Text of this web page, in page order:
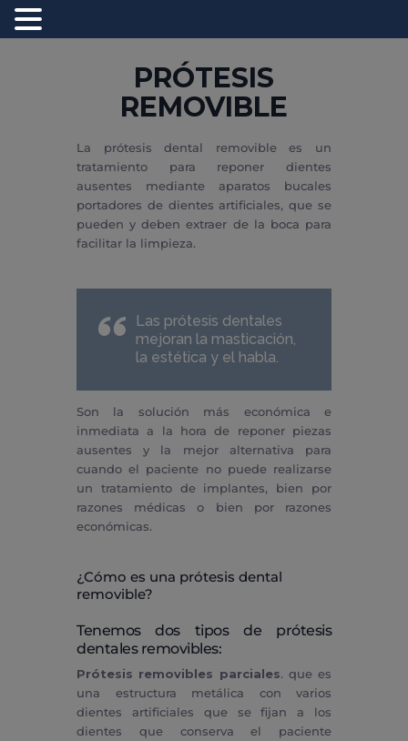
INICIO
EQUIPO
TRATAMIENTOS
TURISMO DENTAL
BLOG
CONTACTO
PRÓTESIS
REMOVIBLE
La prótesis dental removible es un
tratamiento para reponer dientes
ausentes mediante aparatos bucales
portadores de dientes artificiales, que se
pueden y deben extraer de la boca para
facilitar la limpieza.
Las prótesis dentales
mejoran la masticación,
la estética y el habla.
Son la solución más económica e
inmediata a la hora de reponer piezas
ausentes y la mejor alternativa para
cuando el paciente no puede realizarse
un tratamiento de implantes, bien por
razones médicas o bien por razones
económicas.
¿Cómo es una prótesis dental
removible?
Tenemos dos tipos de prótesis
dentales removibles:
Prótesis removibles parciales. que es
una estructura metálica con varios
dientes artificiales que se fijan a los
dientes que conserva el paciente